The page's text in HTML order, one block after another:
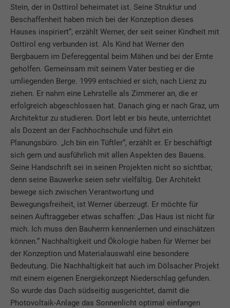
Stein, der in Osttirol beheimatet ist. Seine Struktur und
Beschaffenheit haben mich bei der Konzeption dieses
Hauses inspiriert“, erzählt Werner, der seit seiner Kindheit mit
Osttirol eng verbunden ist. Als Kind hat Werner den
Bergbauern im Defereggental beim Mähen und bei der Ernte
geholfen. Gemeinsam mit seinem Vater bestieg er die
umliegenden Berge. 1999 entschied er sich, nach Lienz zu
ziehen. Er nahm eine Lehrstelle als Zimmerer an, die er
erfolgreich abgeschlossen hat. Danach ging er nach Graz, um
Architektur zu studieren. Dort lebt er bis heute, unterrichtet
als Dozent an der Fachhochschule und führt ein
Planungsbüro. „Ich bin ein Tüftler“, erzählt er. Er beschäftigt
sich gern und ausführlich mit allen Aspekten des Bauens.
Seine Handschrift sei in seinen Projekten nicht so sichtbar,
denn seine Bauwerke seien sehr vielfältig. Der Architekt
bewege sich zwischen Verantwortung und
Bewegungsfreiheit, ist Werner überzeugt. Er möchte für
seinen Auftraggeber etwas schaffen: „Das Haus ist nicht für
mich. Ich muss den Bauherrn kennenlernen und einschätzen
können.“ Nachhaltigkeit und Ökologie haben für Werner bei
der Konzeption und Materialauswahl eine besondere
Bedeutung. Die Nachhaltigkeit hat auch im Dölsacher Projekt
mit einem eigenen Energiekonzept Niederschlag gefunden.
So wurde das Dach südseitig ausgerichtet, damit die
Photovoltaik-Anlage das Sonnenlicht optimal einfangen